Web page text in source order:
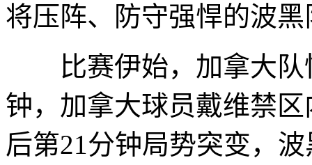
将压阵、防守强悍的波
比赛伊始，加拿大队
钟，加拿大球员戴维禁
后第21分钟局势突变，